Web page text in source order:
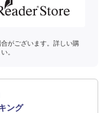
がございます。詳しい購
。
ング